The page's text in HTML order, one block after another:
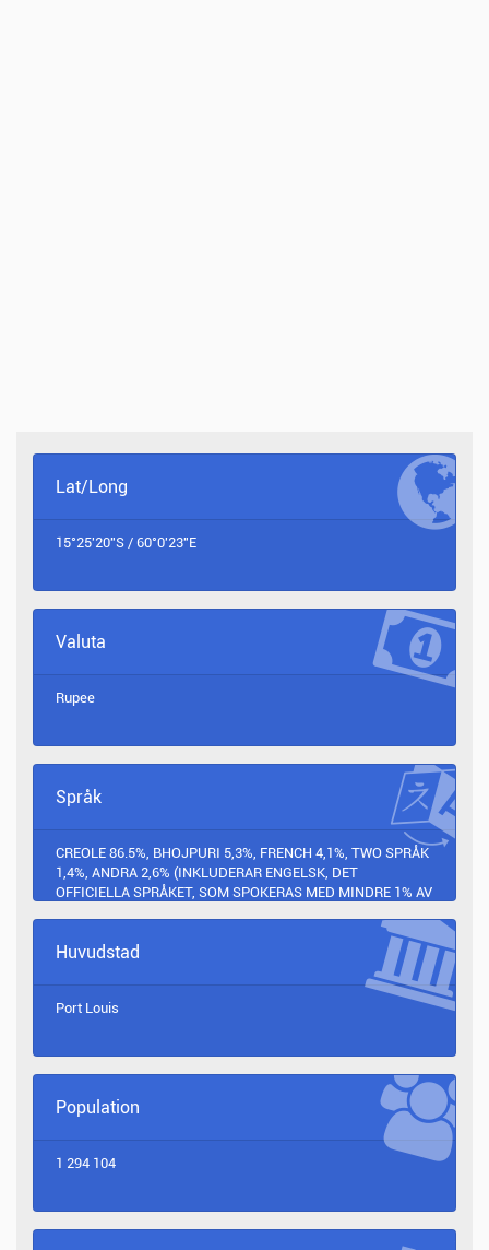
Lat/Long
15°25'20"S / 60°0'23"E
Valuta
Rupee
Språk
CREOLE 86.5%, BHOJPURI 5,3%, FRENCH 4,1%, TWO SPRÅK
1,4%, ANDRA 2,6% (INKLUDERAR ENGELSK, DET
OFFICIELLA SPRÅKET, SOM SPOKERAS MED MINDRE 1% AV
Huvudstad
Port Louis
Population
1 294 104